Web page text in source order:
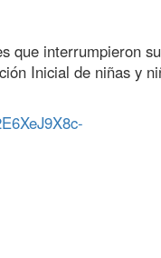
que interrumpieron
Inicial de niñas y